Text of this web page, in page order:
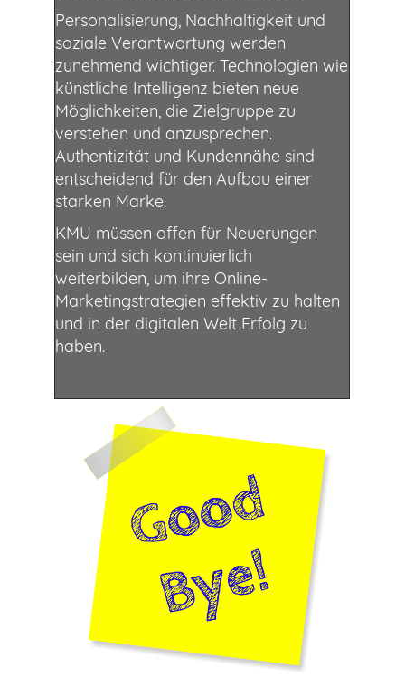
Personalisierung, Nachhaltigkeit und
soziale Verantwortung werden
zunehmend wichtiger. Technologien wie
künstliche Intelligenz bieten neue
Möglichkeiten, die Zielgruppe zu
verstehen und anzusprechen.
Authentizität und Kundennähe sind
entscheidend für den Aufbau einer
starken Marke.
KMU müssen offen für Neuerungen
sein und sich kontinuierlich
weiterbilden, um ihre Online-
Marketingstrategien effektiv zu halten
und in der digitalen Welt Erfolg zu
haben.